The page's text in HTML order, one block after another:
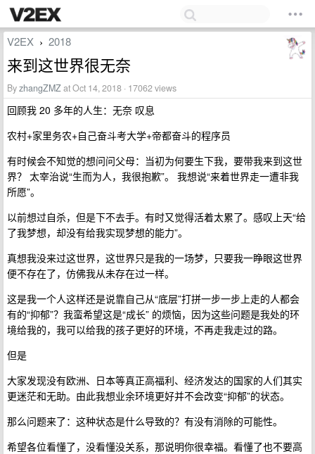
V2EX › 2018
来到这世界很无奈
ByzhangZMZat Oct 14, 2018 · 17062 views
回顾我 20 多年的人生：无奈 叹息
农村+家里务农+自己奋斗考大学+帝都奋斗的程序员
有时候会不知觉的想问问父母：当初为何要生下我，要带我来到这世
界？ 太宰治说“生而为人，我很抱歉”。 我想说“来着世界走一遭非我
所愿”。
以前想过自杀，但是下不去手。有时又觉得活着太累了。感叹上天“给
了我梦想，却没有给我实现梦想的能力”。
真想我没来过这世界，这世界只是我的一场梦，只要我一睁眼这世界
便不存在了，仿佛我从未存在过一样。
这是我一个人这样还是说靠自己从“底层”打拼一步一步上走的人都会
有的“抑郁”？我蛮希望这是“成长” 的烦恼，因为这些问题是我处的环
境给我的，我可以给我的孩子更好的环境，不再走我走过的路。
但是
大家发现没有欧洲、日本等真正高福利、经济发达的国家的人们其实
更迷茫和无助。由此我想业余环境更好并不会改变“抑郁”的状态。
那么问题来了：这种状态是什么导致的？有没有消除的可能性。
希望各位看懂了，没看懂没关系，那说明你很幸福。看懂了也不要高